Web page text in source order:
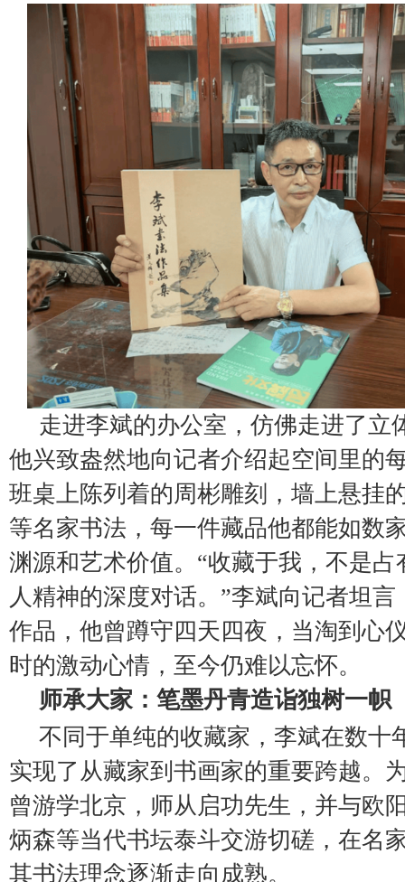
走进李斌的办公室，仿佛走进了立
他兴致盎然地向记者介绍起空间里
班桌上陈列着的周彬雕刻，墙上悬挂
等名家书法，每一件藏品他都能如数
渊源和艺术价值。“收藏于我，不是
人精神的深度对话。”李斌向记者坦
作品，他曾蹲守四天四夜，当淘到心
时的激动心情，至今仍难以忘怀。
师承大家：笔墨丹青造诣独树一帜
不同于单纯的收藏家，李斌在数十
实现了从藏家到书画家的重要跨越。
曾游学北京，师从启功先生，并与欧
炳森等当代书坛泰斗交游切磋，在名
其书法理念逐渐走向成熟。